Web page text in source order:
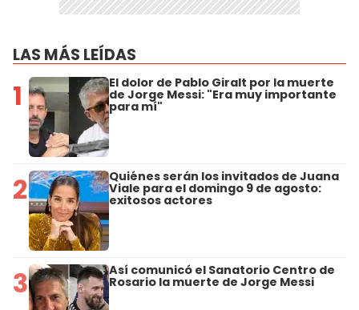
LAS MÁS LEÍDAS
1 El dolor de Pablo Giralt por la muerte
de Jorge Messi: "Era muy importante
para mí"
2 Quiénes serán los invitados de Juana
Viale para el domingo 9 de agosto:
exitosos actores
3 Así comunicó el Sanatorio Centro de
Rosario la muerte de Jorge Messi